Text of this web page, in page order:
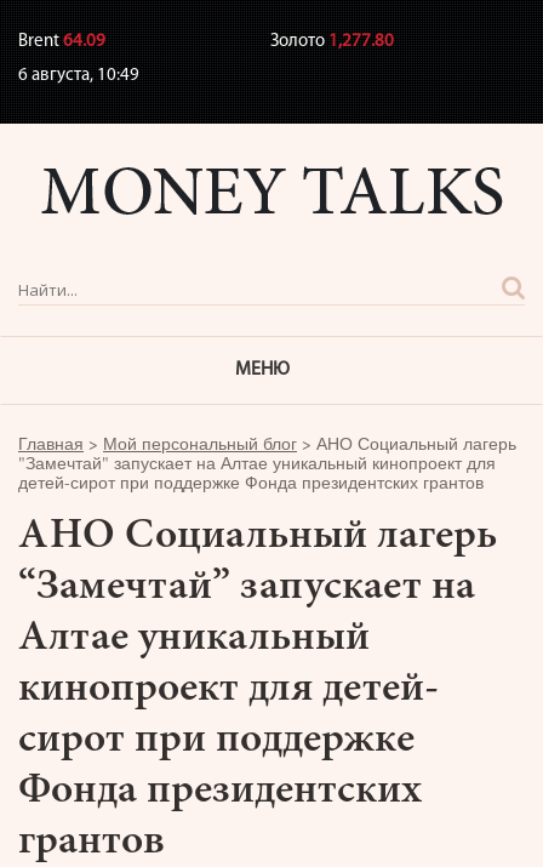
Brent64.09 Золото1,277.80
6 августа,10:49
МЕНЮ
Главная > Мой персональный блог > АНО Социальный лагерь
"Замечтай" запускает на Алтае уникальный кинопроект для
детей-сирот при поддержке Фонда президентских грантов
АНО Социальный лагерь
“Замечтай” запускает на
Алтае уникальный
кинопроект для детей-
сирот при поддержке
Фонда президентских
грантов